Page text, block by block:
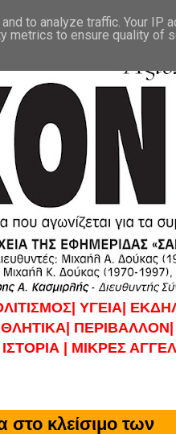
ΥΓΕΙΑ|
ΠΕΡΙΒΑΛΛΟΝ|
| ΜΙΚΡΕΣ
στο κλείσιμο των
to analyze traffic. Your IP
metrics to ensure quality of